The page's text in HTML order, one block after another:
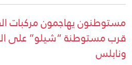
مستوطنون يهاجمون مركبات
قرب مستوطنة “شيلو” على
ونابلس